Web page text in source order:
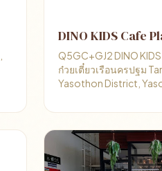
DINO KIDS Cafe
Q5GC+GJ2 DINO
ก๋วยเตี๋ยวเรือนครปฐม
Yasothon District,